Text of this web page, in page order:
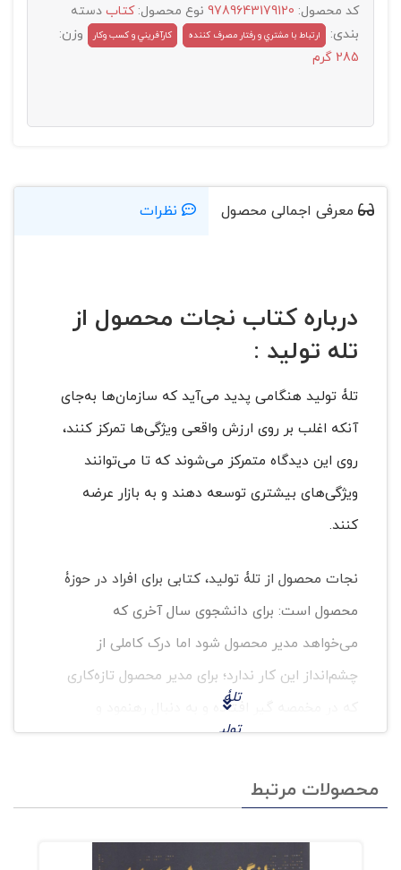
کد محصول: 9789643179120 نوع محصول:کتاب دسته
بندی:
ارتباط با مشتري و رفتار مصرف کننده کارآفريني و کسب وکار
وزن:
285 گرم
معرفی اجمالی محصول نظرات
درباره کتاب نجات محصول از
تله تولید :
تلۀ تولید هنگامی پدید می‌آید که سازمان‌ها به‌جای
آنکه اغلب بر روی ارزش واقعی ویژگی‌ها‌ تمرکز کنند،
روی این دیدگاه متمرکز می‌شوند که تا می‌توانند
ویژگی‌های بیشتری‌ توسعه دهند و به بازار عرضه
کنند.
تلۀ
تولی
نجات محصول از تلۀ تولید، کتابی برای افراد در حوزۀ
محصول است: برای دانشجوی سال آخری که
می‌خواهد مدیر محصول شود اما درک کاملی از
چشم‌انداز این کار ندارد؛ برای مدیر محصول تازه‌کاری
که در مخمصه گیر افتاده و به دنبال رهنمود و
راهنمایی است؛ برای مدیر محصولی که به‌تازگی به
راهاندازی سازمان خود به کتابی راهنما نیاز دارد تا‌
محصولات مرتبط